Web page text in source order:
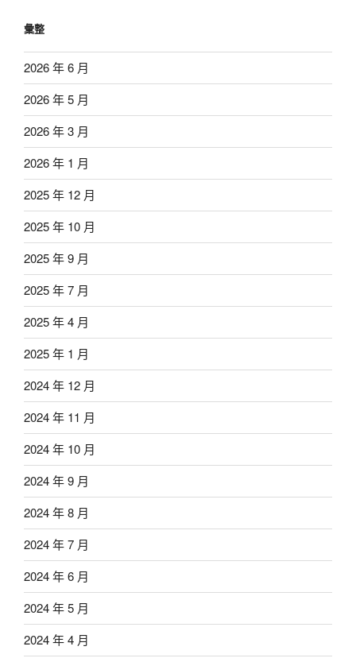
彙整
2026 年 6 月
2026 年 5 月
2026 年 3 月
2026 年 1 月
2025 年 12 月
2025 年 10 月
2025 年 9 月
2025 年 7 月
2025 年 4 月
2025 年 1 月
2024 年 12 月
2024 年 11 月
2024 年 10 月
2024 年 9 月
2024 年 8 月
2024 年 7 月
2024 年 6 月
2024 年 5 月
2024 年 4 月